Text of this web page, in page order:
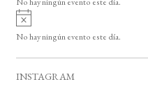
i
o
No hay ningún evento este día.
A
v
i
No hay ningún evento este día.
INSTAGRAM